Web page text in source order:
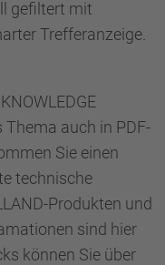
gefiltert mit
Trefferanzeige.
auch in PDF-
Sie einen
technische
Produkten und
sind hier
können Sie über